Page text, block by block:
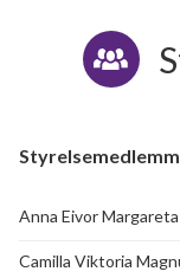
Anna Eivor
Camilla Viktoria